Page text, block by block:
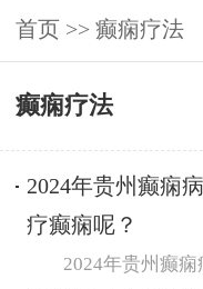
首页 >> 癫痫疗法
癫痫疗法
2024年贵州癫痫
疗癫痫呢？
2024年贵州癫